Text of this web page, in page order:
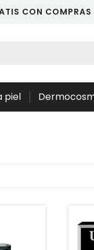
CON
piel